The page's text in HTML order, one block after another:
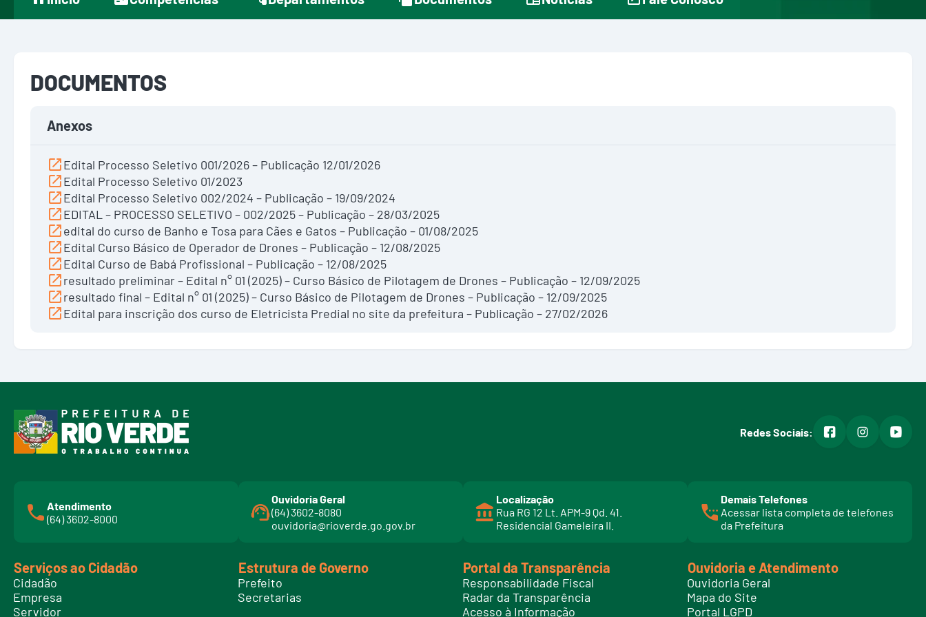
DOCUMENTOS
Anexos
Edital Processo Seletivo 001/2026 – Publicação 12/01/2026
Edital Processo Seletivo 01/2023
Edital Processo Seletivo 002/2024 – Publicação – 19/09/2024
EDITAL – PROCESSO SELETIVO – 002/2025 – Publicação – 28/03/2025
edital do curso de Banho e Tosa para Cães e Gatos – Publicação – 01/08/2025
Edital Curso Básico de Operador de Drones – Publicação – 12/08/2025
Edital Curso de Babá Profissional – Publicação – 12/08/2025
resultado preliminar – Edital n° 01 (2025) – Curso Básico de Pilotagem de Drones – Publicação – 12/09/2025
resultado final – Edital n° 01 (2025) – Curso Básico de Pilotagem de Drones – Publicação – 12/09/2025
Edital para inscrição dos curso de Eletricista Predial no site da prefeitura – Publicação – 27/02/2026
Redes Sociais: facebookinstagram
Atendimento
(64) 3602-8000
Ouvidoria Geral
(64) 3602-8080
ouvidoria@rioverde.go.gov.br
Localização
Rua RG 12 Lt. APM-9 Qd. 41.
Residencial Gameleira II.
Demais Telefones
Acessar lista completa de telefones
da Prefeitura
l
i
t
e
l
e
Serviços ao Cidadão
Cidadão
Empresa
Servidor
Estrutura de Governo
Prefeito
Secretarias
Portal da Transparência
Responsabilidade Fiscal
Radar da Transparência
Acesso à Informação
Ouvidoria e Atendimento
Ouvidoria Geral
Mapa do Site
Portal LGPD